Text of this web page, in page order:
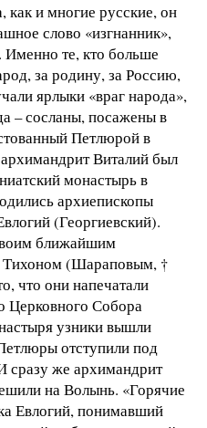
как и многие русские, он
слово «изгнанник»,
те, кто больше
за родину, за Россию,
ярлыки «враг народа»,
– сосланы, посажены в
Петлюрой в
Виталий был
монастырь в
архиепископы
(Георгиевский).
ближайшим
(Шараповым, †
что они напечатали
Церковного Собора
узники вышли
отступили под
сразу же архимандрит
на Волынь. «Горячие
Евлогий, понимавший